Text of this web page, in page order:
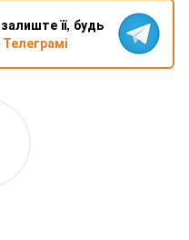
її, будь
Телеграмі